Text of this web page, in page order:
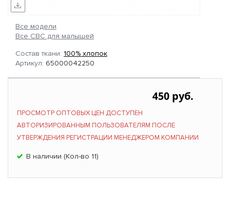
Все модели
Все СВС для малышей
Состав ткани: 100% хлопок
Артикул: 65000042250
450 руб.
ПРОСМОТР ОПТОВЫХ ЦЕН ДОСТУПЕН
АВТОРИЗИРОВАННЫМ ПОЛЬЗОВАТЕЛЯМ ПОСЛЕ
УТВЕРЖДЕНИЯ РЕГИСТРАЦИИ МЕНЕДЖЕРОМ КОМПАНИИ
В наличии (Кол-во 11)